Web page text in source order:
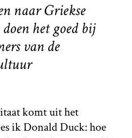
naar Griekse
het goed bij
van de
komt uit het
ik Donald Duck: hoe